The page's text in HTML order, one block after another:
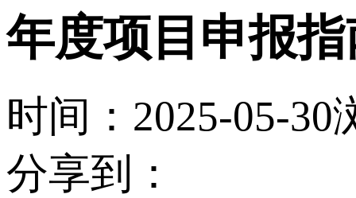
年度项目申报
时间：2025-05-30
分享到：